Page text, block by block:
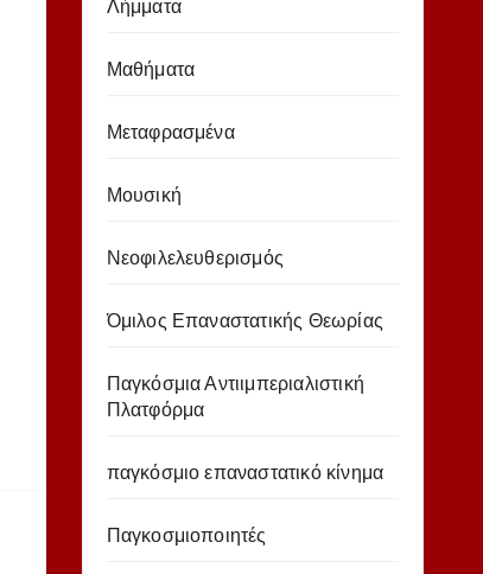
Λήμματα
Μαθήματα
Μεταφρασμένα
Μουσική
Νεοφιλελευθερισμός
Όμιλος Επαναστατικής Θεωρίας
Παγκόσμια Αντιιμπεριαλιστική
Πλατφόρμα
παγκόσμιο επαναστατικό κίνημα
Παγκοσμιοποιητές